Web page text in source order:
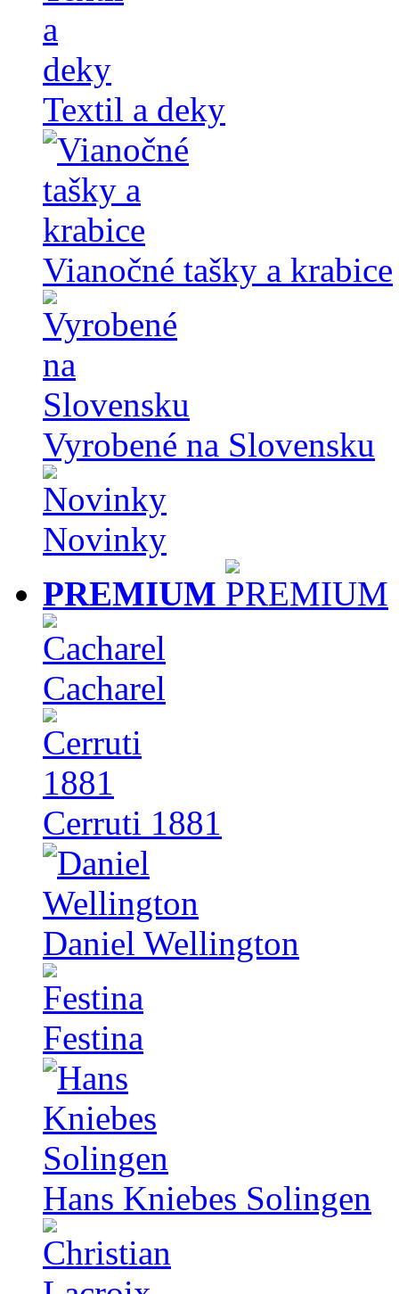
Textil a deky
Vianočné tašky a krabice
Vyrobené na Slovensku
Novinky
PREMIUM
Cacharel
Cerruti 1881
Daniel Wellington
Festina
Hans Kniebes Solingen